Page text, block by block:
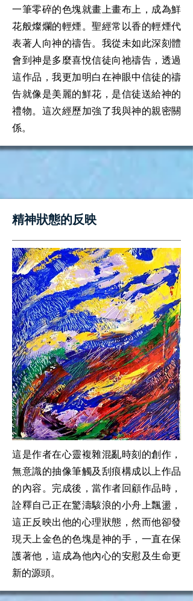
一筆零碎的色塊就畫上畫布上，成為鮮
花般燦爛的輕煙。聖經常以香的輕煙代
表著人向神的禱告。我從未如此深刻體
會到神是多麼喜悅信徒向祂禱告，透過
這作品，我更加明白在神眼中信徒的禱
告就像是美麗的鮮花，是信徒送給神的
禮物。這次經歷加強了我與神的親密關
係。
​精神狀態的反映
這是作者在心靈複雜混亂時刻的創作，
無意識的抽像筆觸及刮痕構成以上作品
的內容。完成後，當作者回顧作品時，
詮釋自己正在驚濤駭浪的小舟上飄盪，
這正反映出他的心理狀態，然而他卻發
現天上金色的色塊是神的手，一直在保
護著他，這成為他內心的安慰及生命更
新的源頭。